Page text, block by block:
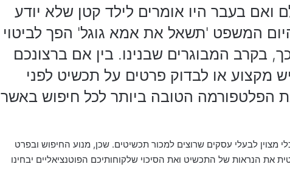
ואם בעבר היו אומרים לילד קטן שלא יודע
המשפט 'תשאל את אמא גוגל' הפך לביטוי
בקרב המבוגרים שבנינו. בין אם ברצונכם
מקצוע או לבדוק פרטים על תכשיט לפני
הפלטפורמה הטובה ביותר לכל חיפוש באשר
מצוין לבעלי עסקים שרוצים למכור תכשיטים. שכן, מנוע החיפוש ובפרט
את הנראות של התכשיט ואת הסיכוי שלקוחותיכם הפוטנציאליים יבחינו